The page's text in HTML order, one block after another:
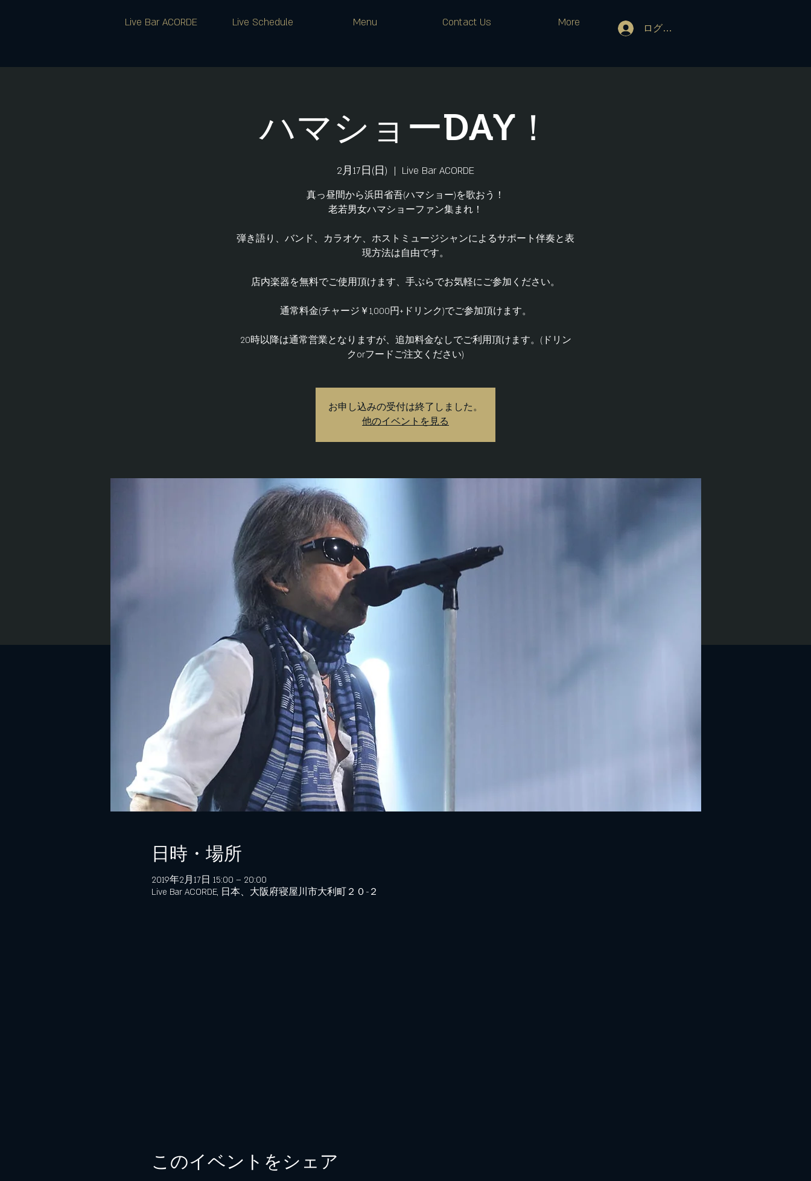
Live Bar ACORDE Live Schedule Menu Contact Us More ログイン
ハマショーDAY！
2月17日(日)
  |
Live Bar ACORDE
真っ昼間から浜田省吾(ハマショー)を歌おう！
老若男女ハマショーファン集まれ！
弾き語り、バンド、カラオケ、ホストミュージシャンによるサポート伴奏と表
現方法は自由です。
店内楽器を無料でご使用頂けます、手ぶらでお気軽にご参加ください。
通常料金(チャージ￥1,000円+ドリンク)でご参加頂けます。
20時以降は通常営業となりますが、追加料金なしでご利用頂けます。(ドリン
クorフードご注文ください)
お申し込みの受付は終了しました。
他のイベントを見る
日時・場所
2019年2月17日 15:00 – 20:00
Live Bar ACORDE, 日本、大阪府寝屋川市大利町２０−２
このイベントをシェア